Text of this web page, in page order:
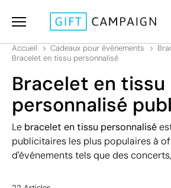
Accueil Cadeaux pour événements
Bracelet en tissu personnalisé
Bracelet en tissu
personnalisé
Le bracelet en tissu personnalisé
publicitaires les plus populaires à
d'événements tels que des
tout en laissant un souvenir visible à